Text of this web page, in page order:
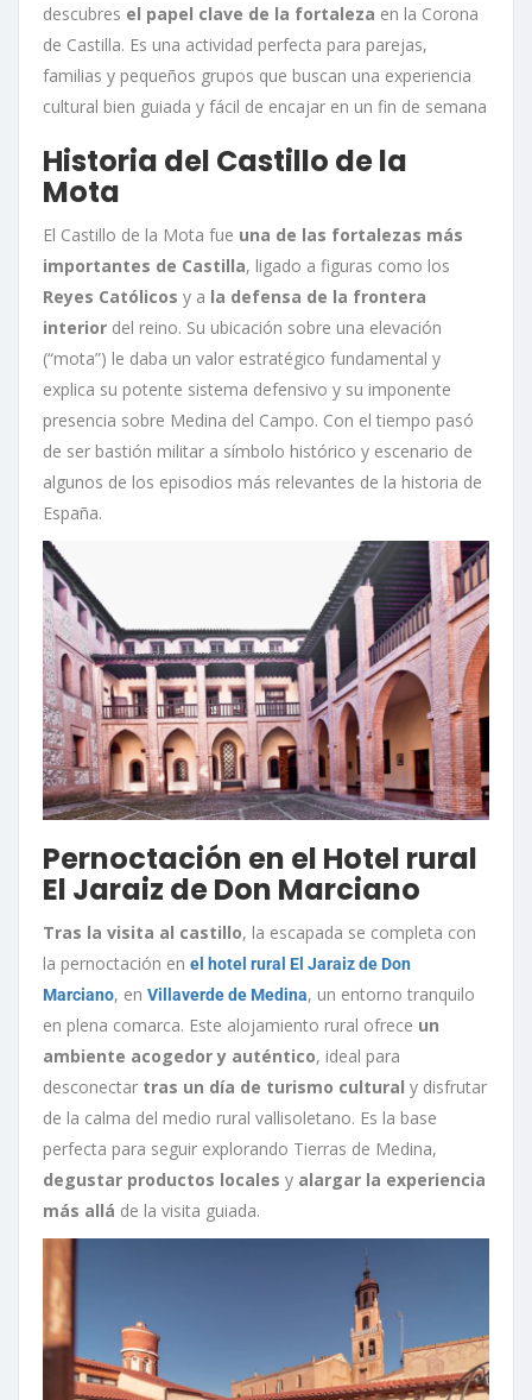
descubres el papel clave de la fortaleza en la Corona
de Castilla. Es una actividad perfecta para parejas,
familias y pequeños grupos que buscan una experiencia
cultural bien guiada y fácil de encajar en un fin de semana
Historia del Castillo de la
Mota
El Castillo de la Mota fue una de las fortalezas más
importantes de Castilla, ligado a figuras como los
Reyes Católicos y a la defensa de la frontera
interior del reino. Su ubicación sobre una elevación
(“mota”) le daba un valor estratégico fundamental y
explica su potente sistema defensivo y su imponente
presencia sobre Medina del Campo. Con el tiempo pasó
de ser bastión militar a símbolo histórico y escenario de
algunos de los episodios más relevantes de la historia de
España.
Pernoctación en el Hotel rural
El Jaraiz de Don Marciano
Tras la visita al castillo, la escapada se completa con
la pernoctación en el hotel rural El Jaraiz de Don
Marciano, en Villaverde de Medina, un entorno tranquilo
en plena comarca. Este alojamiento rural ofrece un
ambiente acogedor y auténtico, ideal para
desconectar tras un día de turismo cultural y disfrutar
de la calma del medio rural vallisoletano. Es la base
perfecta para seguir explorando Tierras de Medina,
degustar productos locales y alargar la experiencia
más allá de la visita guiada.